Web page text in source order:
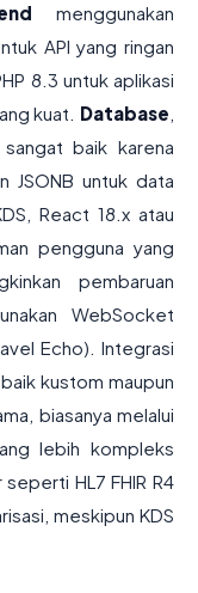
menggunakan
API yang ringan
8.3 untuk aplikasi
kuat. Database
baik karena
JSONB untuk data
React 18.x atau
pengguna yang
pembaruan
WebSocket
Echo). Integrasi
kustom maupun
biasanya melalui
lebih kompleks
HL7 FHIR R4
meskipun KDS